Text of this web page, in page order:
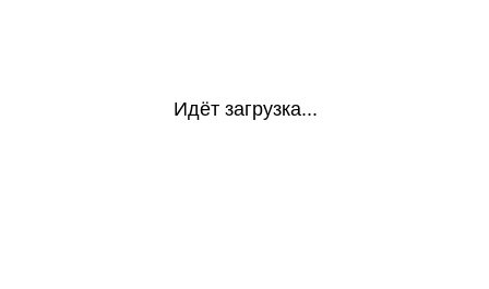
Идёт загрузка...